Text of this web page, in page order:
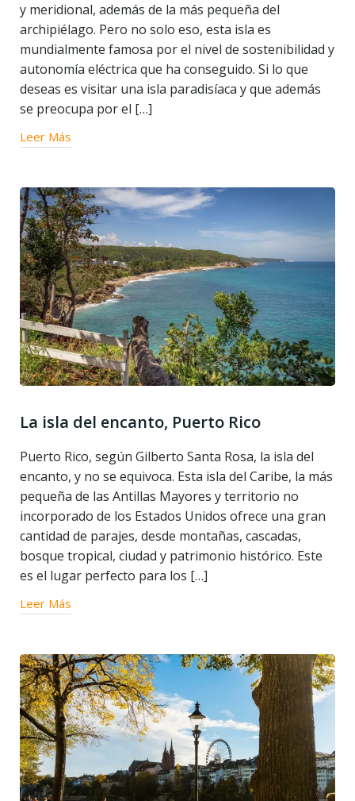
y meridional, además de la más pequeña del
archipiélago. Pero no solo eso, esta isla es
mundialmente famosa por el nivel de sostenibilidad y
autonomía eléctrica que ha conseguido. Si lo que
deseas es visitar una isla paradisíaca y que además
se preocupa por el […]
Leer Más
La isla del encanto, Puerto Rico
Puerto Rico, según Gilberto Santa Rosa, la isla del
encanto, y no se equivoca. Esta isla del Caribe, la más
pequeña de las Antillas Mayores y territorio no
incorporado de los Estados Unidos ofrece una gran
cantidad de parajes, desde montañas, cascadas,
bosque tropical, ciudad y patrimonio histórico. Este
es el lugar perfecto para los […]
Leer Más